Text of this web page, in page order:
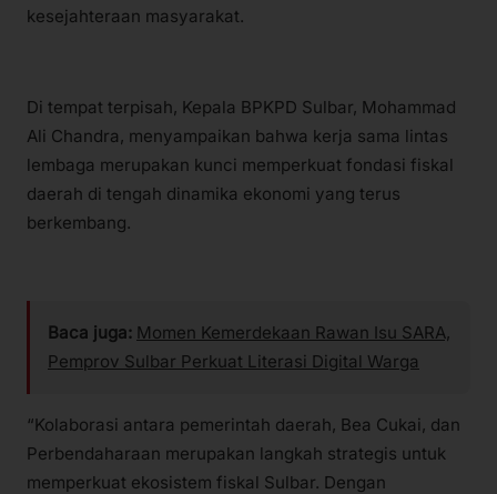
kesejahteraan masyarakat.
Di tempat terpisah, Kepala BPKPD Sulbar, Mohammad
Ali Chandra, menyampaikan bahwa kerja sama lintas
lembaga merupakan kunci memperkuat fondasi fiskal
daerah di tengah dinamika ekonomi yang terus
berkembang.
Baca juga: Momen Kemerdekaan Rawan Isu SARA,
Pemprov Sulbar Perkuat Literasi Digital Warga
“Kolaborasi antara pemerintah daerah, Bea Cukai, dan
Perbendaharaan merupakan langkah strategis untuk
memperkuat ekosistem fiskal Sulbar. Dengan